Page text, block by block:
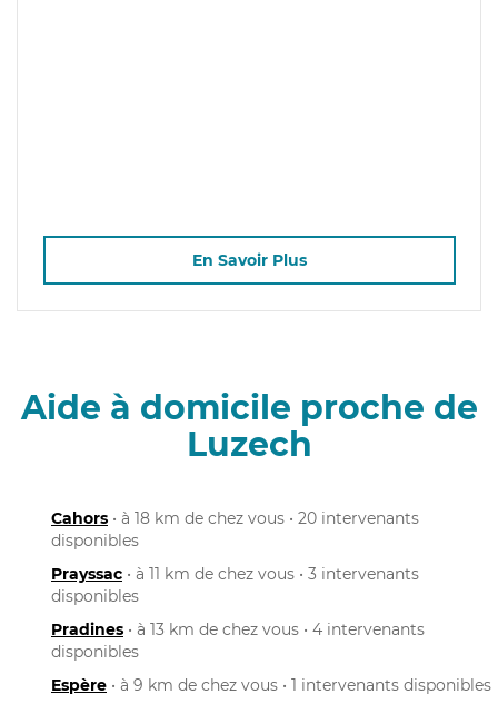
En Savoir Plus
Aide à domicile proche de
Luzech
Cahors • à 18 km de chez vous • 20 intervenants
disponibles
Prayssac • à 11 km de chez vous • 3 intervenants
disponibles
Pradines • à 13 km de chez vous • 4 intervenants
disponibles
Espère • à 9 km de chez vous • 1 intervenants disponibles